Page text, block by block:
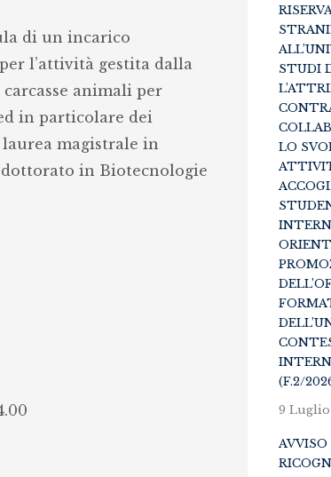
reperimento,
di un incarico
l’attività gestita dalla
animali per
in particolare dei
magistrale in
in Biotecnologie
STUDI
LO
(F.2/
9 Luglio
AVVISO